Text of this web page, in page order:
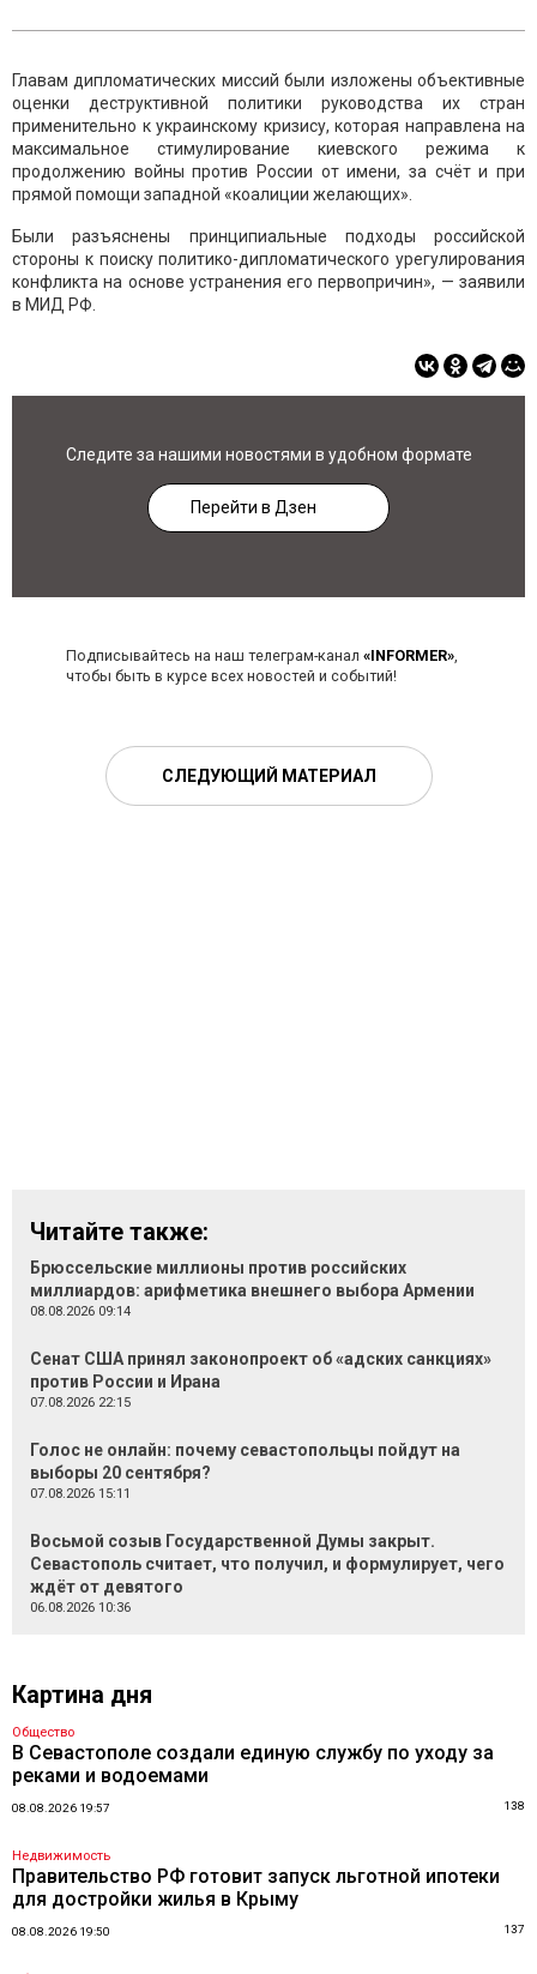
Главам дипломатических миссий были изложены объективные
оценки деструктивной политики руководства их стран
применительно к украинскому кризису, которая направлена на
максимальное стимулирование киевского режима к
продолжению войны против России от имени, за счёт и при
прямой помощи западной «коалиции желающих».
Были разъяснены принципиальные подходы российской
стороны к поиску политико-дипломатического урегулирования
конфликта на основе устранения его первопричин», — заявили
в МИД РФ.
Следите за нашими новостями в удобном формате
Перейти в Дзен
Подписывайтесь на наш телеграм-канал «INFORMER»,
чтобы быть в курсе всех новостей и событий!
СЛЕДУЮЩИЙ МАТЕРИАЛ
Читайте также:
Брюссельские миллионы против российских
миллиардов: арифметика внешнего выбора Армении
08.08.2026 09:14
Сенат США принял законопроект об «адских санкциях»
против России и Ирана
07.08.2026 22:15
Голос не онлайн: почему севастопольцы пойдут на
выборы 20 сентября?
07.08.2026 15:11
Восьмой созыв Государственной Думы закрыт.
Севастополь считает, что получил, и формулирует, чего
ждёт от девятого
06.08.2026 10:36
Картина дня
Общество
В Севастополе создали единую службу по уходу за
реками и водоемами
08.08.2026 19:57 138
Недвижимость
Правительство РФ готовит запуск льготной ипотеки
для достройки жилья в Крыму
08.08.2026 19:50 137